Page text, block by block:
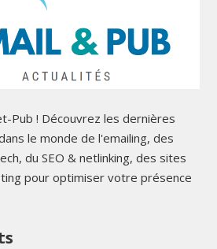
Pub ! Découvrez les dernières
le monde de l'emailing, des
du SEO & netlinking, des sites
pour optimiser votre présence